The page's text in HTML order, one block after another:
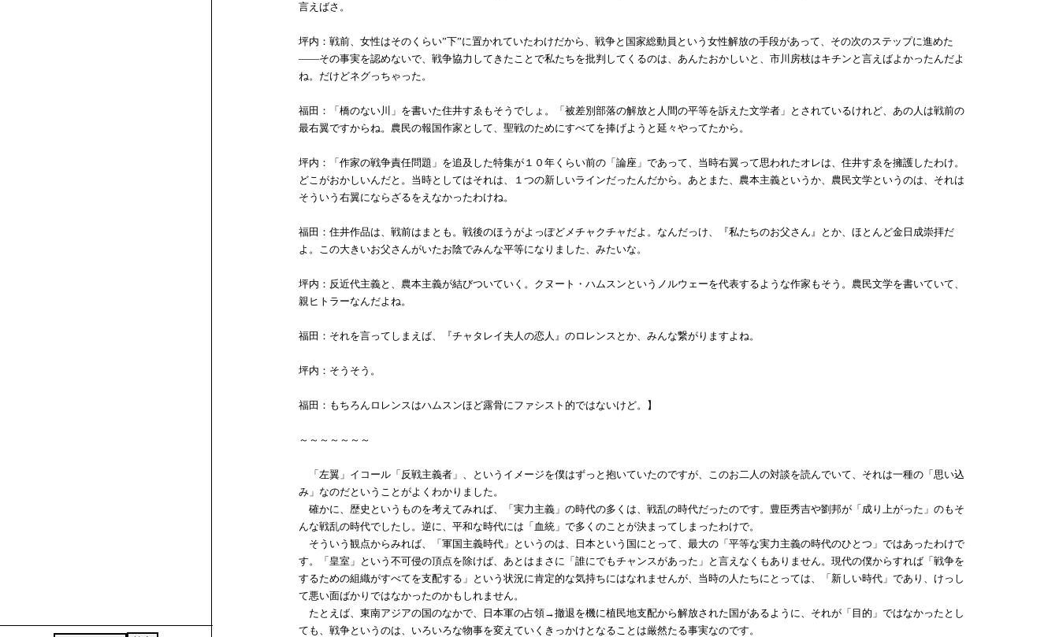
言えばさ。
坪内：戦前、女性はそのくらい”下”に置かれていたわけだから、戦争と国家総動員という女性解放の手段があって、その次のステップに進めた
――その事実を認めないで、戦争協力してきたことで私たちを批判してくるのは、あんたおかしいと、市川房枝はキチンと言えばよかったんだよ
ね。だけどネグっちゃった。
福田：「橋のない川」を書いた住井すゑもそうでしょ。「被差別部落の解放と人間の平等を訴えた文学者」とされているけれど、あの人は戦前の
最右翼ですからね。農民の報国作家として、聖戦のためにすべてを捧げようと延々やってたから。
坪内：「作家の戦争責任問題」を追及した特集が１０年くらい前の「論座」であって、当時右翼って思われたオレは、住井すゑを擁護したわけ。
どこがおかしいんだと。当時としてはそれは、１つの新しいラインだったんだから。あとまた、農本主義というか、農民文学というのは、それは
そういう右翼にならざるをえなかったわけね。
福田：住井作品は、戦前はまとも。戦後のほうがよっぽどメチャクチャだよ。なんだっけ、『私たちのお父さん』とか、ほとんど金日成崇拝だ
よ。この大きいお父さんがいたお陰でみんな平等になりました、みたいな。
坪内：反近代主義と、農本主義が結びついていく。クヌート・ハムスンというノルウェーを代表するような作家もそう。農民文学を書いていて、
親ヒトラーなんだよね。
福田：それを言ってしまえば、『チャタレイ夫人の恋人』のロレンスとか、みんな繋がりますよね。
坪内：そうそう。
福田：もちろんロレンスはハムスンほど露骨にファシスト的ではないけど。】
～～～～～～～
「左翼」イコール「反戦主義者」、というイメージを僕はずっと抱いていたのですが、このお二人の対談を読んでいて、それは一種の「思い込
み」なのだということがよくわかりました。
確かに、歴史というものを考えてみれば、「実力主義」の時代の多くは、戦乱の時代だったのです。豊臣秀吉や劉邦が「成り上がった」のもそ
んな戦乱の時代でしたし。逆に、平和な時代には「血統」で多くのことが決まってしまったわけで。
そういう観点からみれば、「軍国主義時代」というのは、日本という国にとって、最大の「平等な実力主義の時代のひとつ」ではあったわけで
す。「皇室」という不可侵の頂点を除けば、あとはまさに「誰にでもチャンスがあった」と言えなくもありません。現代の僕からすれば「戦争を
するための組織がすべてを支配する」という状況に肯定的な気持ちにはなれませんが、当時の人たちにとっては、「新しい時代」であり、けっし
て悪い面ばかりではなかったのかもしれません。
たとえば、東南アジアの国のなかで、日本軍の占領→撤退を機に植民地支配から解放された国があるように、それが「目的」ではなかったとし
ても、戦争というのは、いろいろな物事を変えていくきっかけとなることは厳然たる事実なのです。